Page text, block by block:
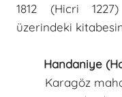
1812 (Hicri
üzerindeki
Handaniye
Karagöz